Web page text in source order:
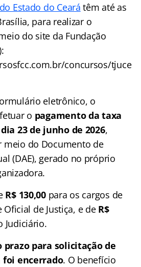
Estado do Ceará têm até as
para realizar o
do site da Fundação
concursos/tjuce
eletrônico, o
o pagamento da taxa
23 de junho de 2026,
meio do Documento de
(DAE), gerado no próprio
R$ 130,00para os cargos de
de Justiça, e de R$
Judiciário.
prazo para solicitação de
foi encerrado. O benefício